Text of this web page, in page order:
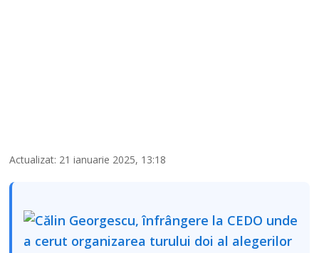
Actualizat: 21 ianuarie 2025, 13:18